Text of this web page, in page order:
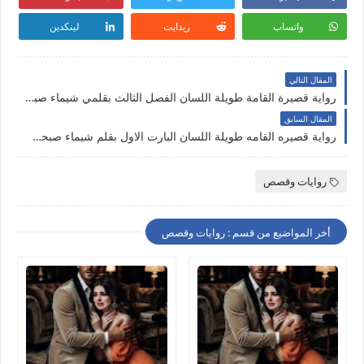
واتساب ريدايت لينكدين
المقال التالي
رواية قصيرة القامة طويلة اللسان الفصل الثالث بقلمي شيماء صبحي حصريه وجديده على مدونة النجم المتوهج للروايات والمعلومات
المقال السابق
رواية قصيره القامه طويلة اللسان البارت الاول بقلم شيماء صبحي حصريه وجديده على مدونة النجم المتوهج للروايات والمعلومات
روايات وقصص
أخر المواضيع من قسم : روايات وقصص